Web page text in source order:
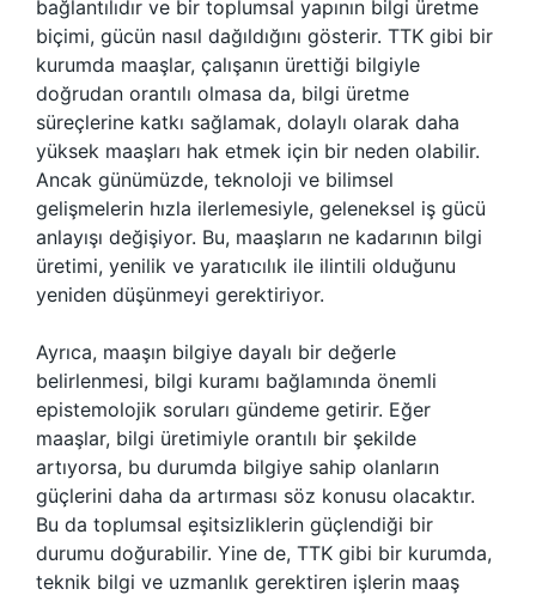
bağlantılıdır ve bir toplumsal yapının bilgi üretme
biçimi, gücün nasıl dağıldığını gösterir. TTK gibi bir
kurumda maaşlar, çalışanın ürettiği bilgiyle
doğrudan orantılı olmasa da, bilgi üretme
süreçlerine katkı sağlamak, dolaylı olarak daha
yüksek maaşları hak etmek için bir neden olabilir.
Ancak günümüzde, teknoloji ve bilimsel
gelişmelerin hızla ilerlemesiyle, geleneksel iş gücü
anlayışı değişiyor. Bu, maaşların ne kadarının bilgi
üretimi, yenilik ve yaratıcılık ile ilintili olduğunu
yeniden düşünmeyi gerektiriyor.
Ayrıca, maaşın bilgiye dayalı bir değerle
belirlenmesi, bilgi kuramı bağlamında önemli
epistemolojik soruları gündeme getirir. Eğer
maaşlar, bilgi üretimiyle orantılı bir şekilde
artıyorsa, bu durumda bilgiye sahip olanların
güçlerini daha da artırması söz konusu olacaktır.
Bu da toplumsal eşitsizliklerin güçlendiği bir
durumu doğurabilir. Yine de, TTK gibi bir kurumda,
teknik bilgi ve uzmanlık gerektiren işlerin maaş